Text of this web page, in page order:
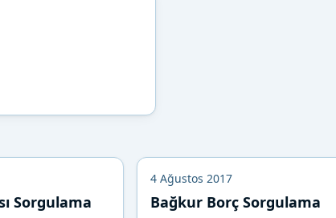
Sorgulama
4 Ağustos 2017
Bağkur Borç Sorgulama